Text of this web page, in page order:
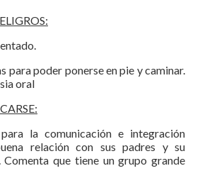
para poder ponerse en pie y caminar.
oral
la comunicación e integración
relación con sus padres y su
Comenta que tiene un grupo grande